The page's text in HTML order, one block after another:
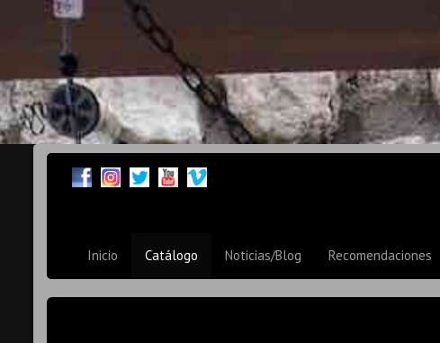
Inicio Catálogo Noticias/Blog Recomendaciones